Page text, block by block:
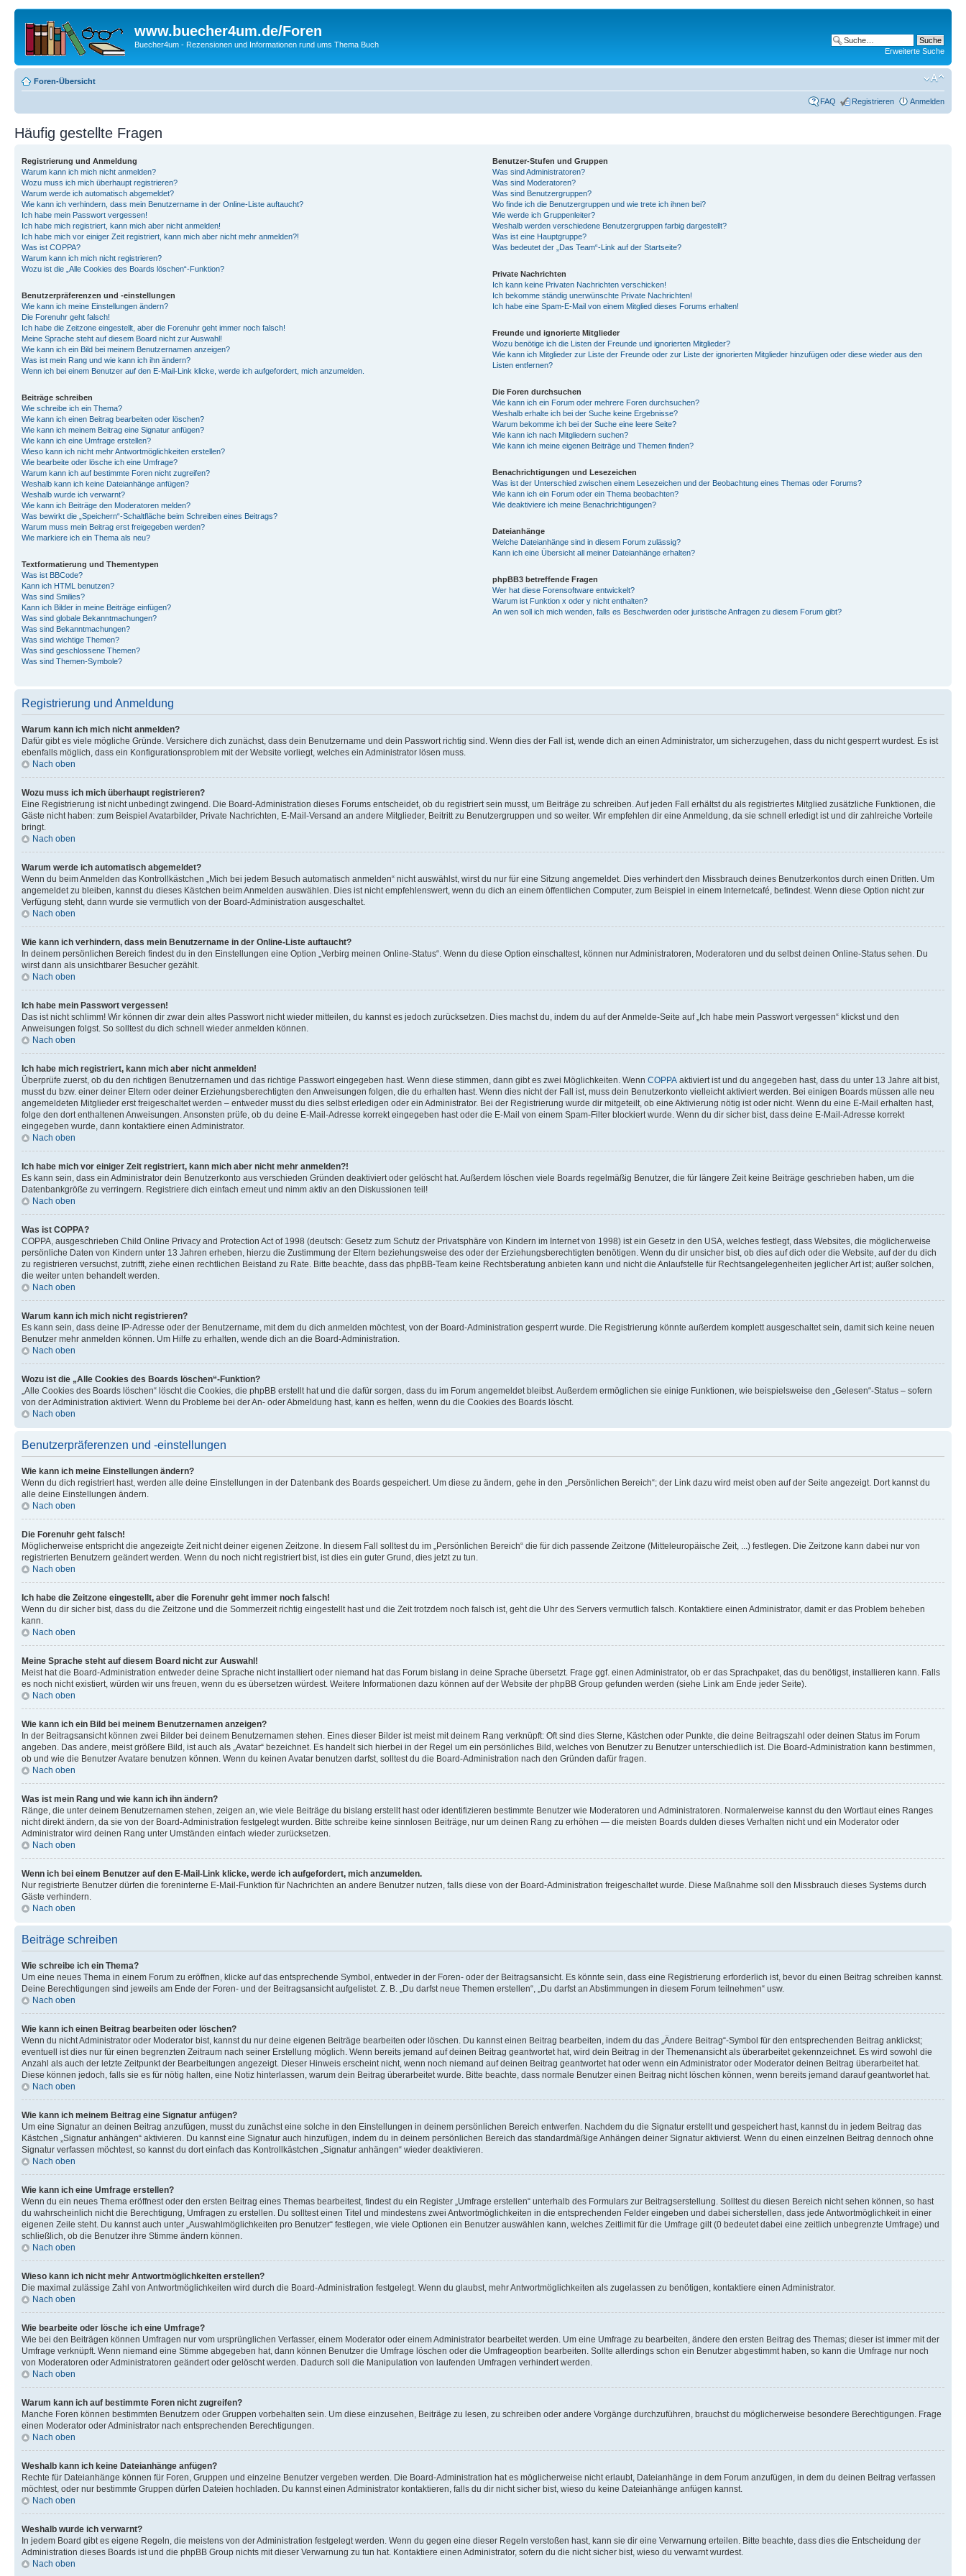
www.buecher4um.de/Foren
Buecher4um - Rezensionen und Informationen rund ums Thema Buch
Erweiterte Suche
Foren-Übersicht
FAQ Registrieren Anmelden
Häufig gestellte Fragen
Registrierung und Anmeldung
Warum kann ich mich nicht anmelden?
Wozu muss ich mich überhaupt registrieren?
Warum werde ich automatisch abgemeldet?
Wie kann ich verhindern, dass mein Benutzername in der Online-Liste auftaucht?
Ich habe mein Passwort vergessen!
Ich habe mich registriert, kann mich aber nicht anmelden!
Ich habe mich vor einiger Zeit registriert, kann mich aber nicht mehr anmelden?!
Was ist COPPA?
Warum kann ich mich nicht registrieren?
Wozu ist die „Alle Cookies des Boards löschen“-Funktion?
Benutzerpräferenzen und -einstellungen
Wie kann ich meine Einstellungen ändern?
Die Forenuhr geht falsch!
Ich habe die Zeitzone eingestellt, aber die Forenuhr geht immer noch falsch!
Meine Sprache steht auf diesem Board nicht zur Auswahl!
Wie kann ich ein Bild bei meinem Benutzernamen anzeigen?
Was ist mein Rang und wie kann ich ihn ändern?
Wenn ich bei einem Benutzer auf den E-Mail-Link klicke, werde ich aufgefordert, mich anzumelden.
Beiträge schreiben
Wie schreibe ich ein Thema?
Wie kann ich einen Beitrag bearbeiten oder löschen?
Wie kann ich meinem Beitrag eine Signatur anfügen?
Wie kann ich eine Umfrage erstellen?
Wieso kann ich nicht mehr Antwortmöglichkeiten erstellen?
Wie bearbeite oder lösche ich eine Umfrage?
Warum kann ich auf bestimmte Foren nicht zugreifen?
Weshalb kann ich keine Dateianhänge anfügen?
Weshalb wurde ich verwarnt?
Wie kann ich Beiträge den Moderatoren melden?
Was bewirkt die „Speichern“-Schaltfläche beim Schreiben eines Beitrags?
Warum muss mein Beitrag erst freigegeben werden?
Wie markiere ich ein Thema als neu?
Textformatierung und Thementypen
Was ist BBCode?
Kann ich HTML benutzen?
Was sind Smilies?
Kann ich Bilder in meine Beiträge einfügen?
Was sind globale Bekanntmachungen?
Was sind Bekanntmachungen?
Was sind wichtige Themen?
Was sind geschlossene Themen?
Was sind Themen-Symbole?
Benutzer-Stufen und Gruppen
Was sind Administratoren?
Was sind Moderatoren?
Was sind Benutzergruppen?
Wo finde ich die Benutzergruppen und wie trete ich ihnen bei?
Wie werde ich Gruppenleiter?
Weshalb werden verschiedene Benutzergruppen farbig dargestellt?
Was ist eine Hauptgruppe?
Was bedeutet der „Das Team“-Link auf der Startseite?
Private Nachrichten
Ich kann keine Privaten Nachrichten verschicken!
Ich bekomme ständig unerwünschte Private Nachrichten!
Ich habe eine Spam-E-Mail von einem Mitglied dieses Forums erhalten!
Freunde und ignorierte Mitglieder
Wozu benötige ich die Listen der Freunde und ignorierten Mitglieder?
Wie kann ich Mitglieder zur Liste der Freunde oder zur Liste der ignorierten Mitglieder hinzufügen oder diese wieder aus den
Listen entfernen?
Die Foren durchsuchen
Wie kann ich ein Forum oder mehrere Foren durchsuchen?
Weshalb erhalte ich bei der Suche keine Ergebnisse?
Warum bekomme ich bei der Suche eine leere Seite?
Wie kann ich nach Mitgliedern suchen?
Wie kann ich meine eigenen Beiträge und Themen finden?
Benachrichtigungen und Lesezeichen
Was ist der Unterschied zwischen einem Lesezeichen und der Beobachtung eines Themas oder Forums?
Wie kann ich ein Forum oder ein Thema beobachten?
Wie deaktiviere ich meine Benachrichtigungen?
Dateianhänge
Welche Dateianhänge sind in diesem Forum zulässig?
Kann ich eine Übersicht all meiner Dateianhänge erhalten?
phpBB3 betreffende Fragen
Wer hat diese Forensoftware entwickelt?
Warum ist Funktion x oder y nicht enthalten?
An wen soll ich mich wenden, falls es Beschwerden oder juristische Anfragen zu diesem Forum gibt?
Registrierung und Anmeldung
Warum kann ich mich nicht anmelden?
Dafür gibt es viele mögliche Gründe. Versichere dich zunächst, dass dein Benutzername und dein Passwort richtig sind. Wenn dies der Fall ist, wende dich an einen Administrator, um sicherzugehen, dass du nicht gesperrt wurdest. Es ist
ebenfalls möglich, dass ein Konfigurationsproblem mit der Website vorliegt, welches ein Administrator lösen muss.
Nach oben
Wozu muss ich mich überhaupt registrieren?
Eine Registrierung ist nicht unbedingt zwingend. Die Board-Administration dieses Forums entscheidet, ob du registriert sein musst, um Beiträge zu schreiben. Auf jeden Fall erhältst du als registriertes Mitglied zusätzliche Funktionen, die
Gäste nicht haben: zum Beispiel Avatarbilder, Private Nachrichten, E-Mail-Versand an andere Mitglieder, Beitritt zu Benutzergruppen und so weiter. Wir empfehlen dir eine Anmeldung, da sie schnell erledigt ist und dir zahlreiche Vorteile
bringt.
Nach oben
Warum werde ich automatisch abgemeldet?
Wenn du beim Anmelden das Kontrollkästchen „Mich bei jedem Besuch automatisch anmelden“ nicht auswählst, wirst du nur für eine Sitzung angemeldet. Dies verhindert den Missbrauch deines Benutzerkontos durch einen Dritten. Um
angemeldet zu bleiben, kannst du dieses Kästchen beim Anmelden auswählen. Dies ist nicht empfehlenswert, wenn du dich an einem öffentlichen Computer, zum Beispiel in einem Internetcafé, befindest. Wenn diese Option nicht zur
Verfügung steht, dann wurde sie vermutlich von der Board-Administration ausgeschaltet.
Nach oben
Wie kann ich verhindern, dass mein Benutzername in der Online-Liste auftaucht?
In deinem persönlichen Bereich findest du in den Einstellungen eine Option „Verbirg meinen Online-Status“. Wenn du diese Option einschaltest, können nur Administratoren, Moderatoren und du selbst deinen Online-Status sehen. Du
wirst dann als unsichtbarer Besucher gezählt.
Nach oben
Ich habe mein Passwort vergessen!
Das ist nicht schlimm! Wir können dir zwar dein altes Passwort nicht wieder mitteilen, du kannst es jedoch zurücksetzen. Dies machst du, indem du auf der Anmelde-Seite auf „Ich habe mein Passwort vergessen“ klickst und den
Anweisungen folgst. So solltest du dich schnell wieder anmelden können.
Nach oben
Ich habe mich registriert, kann mich aber nicht anmelden!
Überprüfe zuerst, ob du den richtigen Benutzernamen und das richtige Passwort eingegeben hast. Wenn diese stimmen, dann gibt es zwei Möglichkeiten. Wenn COPPA aktiviert ist und du angegeben hast, dass du unter 13 Jahre alt bist,
musst du bzw. einer deiner Eltern oder deiner Erziehungsberechtigten den Anweisungen folgen, die du erhalten hast. Wenn dies nicht der Fall ist, muss dein Benutzerkonto vielleicht aktiviert werden. Bei einigen Boards müssen alle neu
angemeldeten Mitglieder erst freigeschaltet werden – entweder musst du dies selbst erledigen oder ein Administrator. Bei der Registrierung wurde dir mitgeteilt, ob eine Aktivierung nötig ist oder nicht. Wenn du eine E-Mail erhalten hast,
folge den dort enthaltenen Anweisungen. Ansonsten prüfe, ob du deine E-Mail-Adresse korrekt eingegeben hast oder die E-Mail von einem Spam-Filter blockiert wurde. Wenn du dir sicher bist, dass deine E-Mail-Adresse korrekt
eingegeben wurde, dann kontaktiere einen Administrator.
Nach oben
Ich habe mich vor einiger Zeit registriert, kann mich aber nicht mehr anmelden?!
Es kann sein, dass ein Administrator dein Benutzerkonto aus verschieden Gründen deaktiviert oder gelöscht hat. Außerdem löschen viele Boards regelmäßig Benutzer, die für längere Zeit keine Beiträge geschrieben haben, um die
Datenbankgröße zu verringern. Registriere dich einfach erneut und nimm aktiv an den Diskussionen teil!
Nach oben
Was ist COPPA?
COPPA, ausgeschrieben Child Online Privacy and Protection Act of 1998 (deutsch: Gesetz zum Schutz der Privatsphäre von Kindern im Internet von 1998) ist ein Gesetz in den USA, welches festlegt, dass Websites, die möglicherweise
persönliche Daten von Kindern unter 13 Jahren erheben, hierzu die Zustimmung der Eltern beziehungsweise des oder der Erziehungsberechtigten benötigen. Wenn du dir unsicher bist, ob dies auf dich oder die Website, auf der du dich
zu registrieren versuchst, zutrifft, ziehe einen rechtlichen Beistand zu Rate. Bitte beachte, dass das phpBB-Team keine Rechtsberatung anbieten kann und nicht die Anlaufstelle für Rechtsangelegenheiten jeglicher Art ist; außer solchen,
die weiter unten behandelt werden.
Nach oben
Warum kann ich mich nicht registrieren?
Es kann sein, dass deine IP-Adresse oder der Benutzername, mit dem du dich anmelden möchtest, von der Board-Administration gesperrt wurde. Die Registrierung könnte außerdem komplett ausgeschaltet sein, damit sich keine neuen
Benutzer mehr anmelden können. Um Hilfe zu erhalten, wende dich an die Board-Administration.
Nach oben
Wozu ist die „Alle Cookies des Boards löschen“-Funktion?
„Alle Cookies des Boards löschen“ löscht die Cookies, die phpBB erstellt hat und die dafür sorgen, dass du im Forum angemeldet bleibst. Außerdem ermöglichen sie einige Funktionen, wie beispielsweise den „Gelesen“-Status – sofern
von der Administration aktiviert. Wenn du Probleme bei der An- oder Abmeldung hast, kann es helfen, wenn du die Cookies des Boards löscht.
Nach oben
Benutzerpräferenzen und -einstellungen
Wie kann ich meine Einstellungen ändern?
Wenn du dich registriert hast, werden alle deine Einstellungen in der Datenbank des Boards gespeichert. Um diese zu ändern, gehe in den „Persönlichen Bereich“; der Link dazu wird meist oben auf der Seite angezeigt. Dort kannst du
alle deine Einstellungen ändern.
Nach oben
Die Forenuhr geht falsch!
Möglicherweise entspricht die angezeigte Zeit nicht deiner eigenen Zeitzone. In diesem Fall solltest du im „Persönlichen Bereich“ die für dich passende Zeitzone (Mitteleuropäische Zeit, ...) festlegen. Die Zeitzone kann dabei nur von
registrierten Benutzern geändert werden. Wenn du noch nicht registriert bist, ist dies ein guter Grund, dies jetzt zu tun.
Nach oben
Ich habe die Zeitzone eingestellt, aber die Forenuhr geht immer noch falsch!
Wenn du dir sicher bist, dass du die Zeitzone und die Sommerzeit richtig eingestellt hast und die Zeit trotzdem noch falsch ist, geht die Uhr des Servers vermutlich falsch. Kontaktiere einen Administrator, damit er das Problem beheben
kann.
Nach oben
Meine Sprache steht auf diesem Board nicht zur Auswahl!
Meist hat die Board-Administration entweder deine Sprache nicht installiert oder niemand hat das Forum bislang in deine Sprache übersetzt. Frage ggf. einen Administrator, ob er das Sprachpaket, das du benötigst, installieren kann. Falls
es noch nicht existiert, würden wir uns freuen, wenn du es übersetzen würdest. Weitere Informationen dazu können auf der Website der phpBB Group gefunden werden (siehe Link am Ende jeder Seite).
Nach oben
Wie kann ich ein Bild bei meinem Benutzernamen anzeigen?
In der Beitragsansicht können zwei Bilder bei deinem Benutzernamen stehen. Eines dieser Bilder ist meist mit deinem Rang verknüpft: Oft sind dies Sterne, Kästchen oder Punkte, die deine Beitragszahl oder deinen Status im Forum
angeben. Das andere, meist größere Bild, ist auch als „Avatar“ bezeichnet. Es handelt sich hierbei in der Regel um ein persönliches Bild, welches von Benutzer zu Benutzer unterschiedlich ist. Die Board-Administration kann bestimmen,
ob und wie die Benutzer Avatare benutzen können. Wenn du keinen Avatar benutzen darfst, solltest du die Board-Administration nach den Gründen dafür fragen.
Nach oben
Was ist mein Rang und wie kann ich ihn ändern?
Ränge, die unter deinem Benutzernamen stehen, zeigen an, wie viele Beiträge du bislang erstellt hast oder identifizieren bestimmte Benutzer wie Moderatoren und Administratoren. Normalerweise kannst du den Wortlaut eines Ranges
nicht direkt ändern, da sie von der Board-Administration festgelegt wurden. Bitte schreibe keine sinnlosen Beiträge, nur um deinen Rang zu erhöhen — die meisten Boards dulden dieses Verhalten nicht und ein Moderator oder
Administrator wird deinen Rang unter Umständen einfach wieder zurücksetzen.
Nach oben
Wenn ich bei einem Benutzer auf den E-Mail-Link klicke, werde ich aufgefordert, mich anzumelden.
Nur registrierte Benutzer dürfen die foreninterne E-Mail-Funktion für Nachrichten an andere Benutzer nutzen, falls diese von der Board-Administration freigeschaltet wurde. Diese Maßnahme soll den Missbrauch dieses Systems durch
Gäste verhindern.
Nach oben
Beiträge schreiben
Wie schreibe ich ein Thema?
Um eine neues Thema in einem Forum zu eröffnen, klicke auf das entsprechende Symbol, entweder in der Foren- oder der Beitragsansicht. Es könnte sein, dass eine Registrierung erforderlich ist, bevor du einen Beitrag schreiben kannst.
Deine Berechtigungen sind jeweils am Ende der Foren- und der Beitragsansicht aufgelistet. Z. B. „Du darfst neue Themen erstellen“, „Du darfst an Abstimmungen in diesem Forum teilnehmen“ usw.
Nach oben
Wie kann ich einen Beitrag bearbeiten oder löschen?
Wenn du nicht Administrator oder Moderator bist, kannst du nur deine eigenen Beiträge bearbeiten oder löschen. Du kannst einen Beitrag bearbeiten, indem du das „Ändere Beitrag“-Symbol für den entsprechenden Beitrag anklickst;
eventuell ist dies nur für einen begrenzten Zeitraum nach seiner Erstellung möglich. Wenn bereits jemand auf deinen Beitrag geantwortet hat, wird dein Beitrag in der Themenansicht als überarbeitet gekennzeichnet. Es wird sowohl die
Anzahl als auch der letzte Zeitpunkt der Bearbeitungen angezeigt. Dieser Hinweis erscheint nicht, wenn noch niemand auf deinen Beitrag geantwortet hat oder wenn ein Administrator oder Moderator deinen Beitrag überarbeitet hat.
Diese können jedoch, falls sie es für nötig halten, eine Notiz hinterlassen, warum dein Beitrag überarbeitet wurde. Bitte beachte, dass normale Benutzer einen Beitrag nicht löschen können, wenn bereits jemand darauf geantwortet hat.
Nach oben
Wie kann ich meinem Beitrag eine Signatur anfügen?
Um eine Signatur an deinen Beitrag anzufügen, musst du zunächst eine solche in den Einstellungen in deinem persönlichen Bereich entwerfen. Nachdem du die Signatur erstellt und gespeichert hast, kannst du in jedem Beitrag das
Kästchen „Signatur anhängen“ aktivieren. Du kannst eine Signatur auch hinzufügen, indem du in deinem persönlichen Bereich das standardmäßige Anhängen deiner Signatur aktivierst. Wenn du einen einzelnen Beitrag dennoch ohne
Signatur verfassen möchtest, so kannst du dort einfach das Kontrollkästchen „Signatur anhängen“ wieder deaktivieren.
Nach oben
Wie kann ich eine Umfrage erstellen?
Wenn du ein neues Thema eröffnest oder den ersten Beitrag eines Themas bearbeitest, findest du ein Register „Umfrage erstellen“ unterhalb des Formulars zur Beitragserstellung. Solltest du diesen Bereich nicht sehen können, so hast
du wahrscheinlich nicht die Berechtigung, Umfragen zu erstellen. Du solltest einen Titel und mindestens zwei Antwortmöglichkeiten in die entsprechenden Felder eingeben und dabei sicherstellen, dass jede Antwortmöglichkeit in einer
eigenen Zeile steht. Du kannst auch unter „Auswahlmöglichkeiten pro Benutzer“ festlegen, wie viele Optionen ein Benutzer auswählen kann, welches Zeitlimit für die Umfrage gilt (0 bedeutet dabei eine zeitlich unbegrenzte Umfrage) und
schließlich, ob die Benutzer ihre Stimme ändern können.
Nach oben
Wieso kann ich nicht mehr Antwortmöglichkeiten erstellen?
Die maximal zulässige Zahl von Antwortmöglichkeiten wird durch die Board-Administration festgelegt. Wenn du glaubst, mehr Antwortmöglichkeiten als zugelassen zu benötigen, kontaktiere einen Administrator.
Nach oben
Wie bearbeite oder lösche ich eine Umfrage?
Wie bei den Beiträgen können Umfragen nur vom ursprünglichen Verfasser, einem Moderator oder einem Administrator bearbeitet werden. Um eine Umfrage zu bearbeiten, ändere den ersten Beitrag des Themas; dieser ist immer mit der
Umfrage verknüpft. Wenn niemand eine Stimme abgegeben hat, dann können Benutzer die Umfrage löschen oder die Umfrageoption bearbeiten. Sollte allerdings schon ein Benutzer abgestimmt haben, so kann die Umfrage nur noch
von Moderatoren oder Administratoren geändert oder gelöscht werden. Dadurch soll die Manipulation von laufenden Umfragen verhindert werden.
Nach oben
Warum kann ich auf bestimmte Foren nicht zugreifen?
Manche Foren können bestimmten Benutzern oder Gruppen vorbehalten sein. Um diese einzusehen, Beiträge zu lesen, zu schreiben oder andere Vorgänge durchzuführen, brauchst du möglicherweise besondere Berechtigungen. Frage
einen Moderator oder Administrator nach entsprechenden Berechtigungen.
Nach oben
Weshalb kann ich keine Dateianhänge anfügen?
Rechte für Dateianhänge können für Foren, Gruppen und einzelne Benutzer vergeben werden. Die Board-Administration hat es möglicherweise nicht erlaubt, Dateianhänge in dem Forum anzufügen, in dem du deinen Beitrag verfassen
möchtest, oder nur bestimmte Gruppen dürfen Dateien hochladen. Du kannst einen Administrator kontaktieren, falls du dir nicht sicher bist, wieso du keine Dateianhänge anfügen kannst.
Nach oben
Weshalb wurde ich verwarnt?
In jedem Board gibt es eigene Regeln, die meistens von der Administration festgelegt werden. Wenn du gegen eine dieser Regeln verstoßen hast, kann sie dir eine Verwarnung erteilen. Bitte beachte, dass dies die Entscheidung der
Administration dieses Boards ist und die phpBB Group nichts mit dieser Verwarnung zu tun hat. Kontaktiere einen Administrator, sofern du die nicht sicher bist, wieso du verwarnt wurdest.
Nach oben